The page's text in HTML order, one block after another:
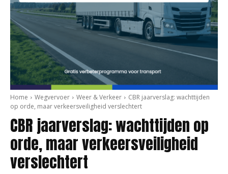
Home Wegvervoer Weer & Verkeer
CBR jaarverslag: wachttijden
op orde, maar verkeersveiligheid verslechtert
CBR jaarverslag: wachttijden op
orde, maar verkeersveiligheid
verslechtert